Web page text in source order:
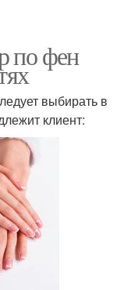
по фен
выбирать в
клиент: